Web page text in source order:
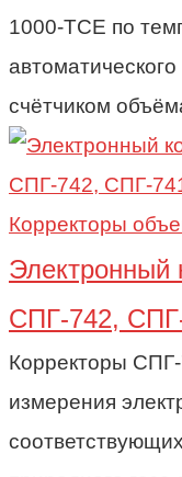
1000-TCE по
счётчиком
Корректоры
Электронный
СПГ-742,
Корректоры
измерения